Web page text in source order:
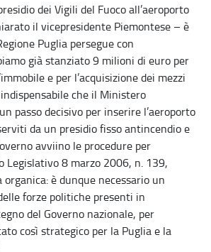
dei Vigili del Fuoco all’aeroporto
il vicepresidente Piemontese – è
Puglia persegue con
già stanziato 9 milioni di euro per
e per l’acquisizione dei mezzi
che il Ministero
passo decisivo per inserire l’aeroporto
da un presidio fisso antincendio e
avviino le procedure per
Legislativo 8 marzo 2006, n. 139,
è dunque necessario un
forze politiche presenti in
del Governo nazionale, per
così strategico per la Puglia e la